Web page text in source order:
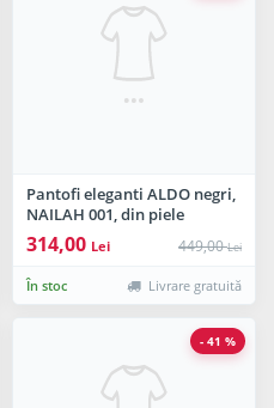
Pantofi eleganti ALDO negri,
NAILAH 001, din piele
ecologica
314,00 Lei 449,00Lei
În stoc Livrare gratuită
- 41 %